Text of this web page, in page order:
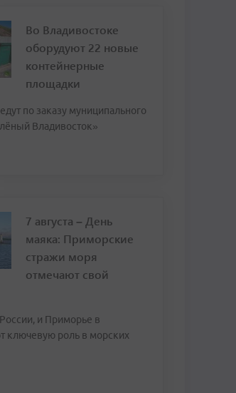
Во Владивостоке
оборудуют 22 новые
контейнерные
площадки
по заказу муниципального
Владивосток»
7 августа – День
маяка: Приморские
стражи моря
отмечают свой
и Приморье в
ключевую роль в морских